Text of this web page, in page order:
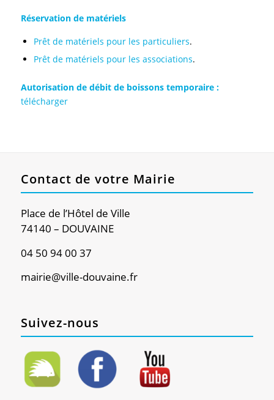
Réservation de matériels
Prêt de matériels pour les particuliers.
Prêt de matériels pour les associations.
Autorisation de débit de boissons temporaire :
télécharger
Contact de votre Mairie
Place de l’Hôtel de Ville
74140 – DOUVAINE
04 50 94 00 37
mairie@ville-douvaine.fr
Suivez-nous